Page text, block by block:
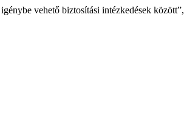
vehető biztosítási intézkedések között”,